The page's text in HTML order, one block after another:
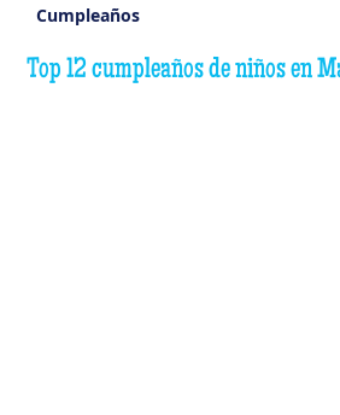
Cumpleaños
Top 12 cumpleaños de niños en